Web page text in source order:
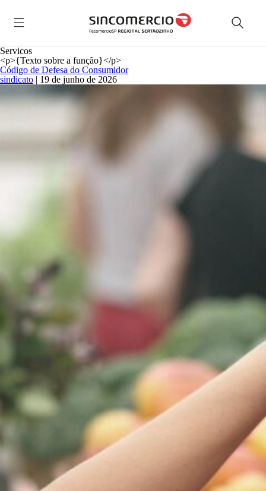
Servicos
<p>{Texto sobre a função}</p>
Código de Defesa do Consumidor
sindicato | 19 de junho de 2026